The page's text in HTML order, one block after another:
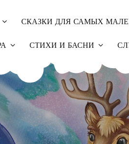
СКАЗКИ ДЛЯ САМЫХ
СТИХИ И БАСНИ